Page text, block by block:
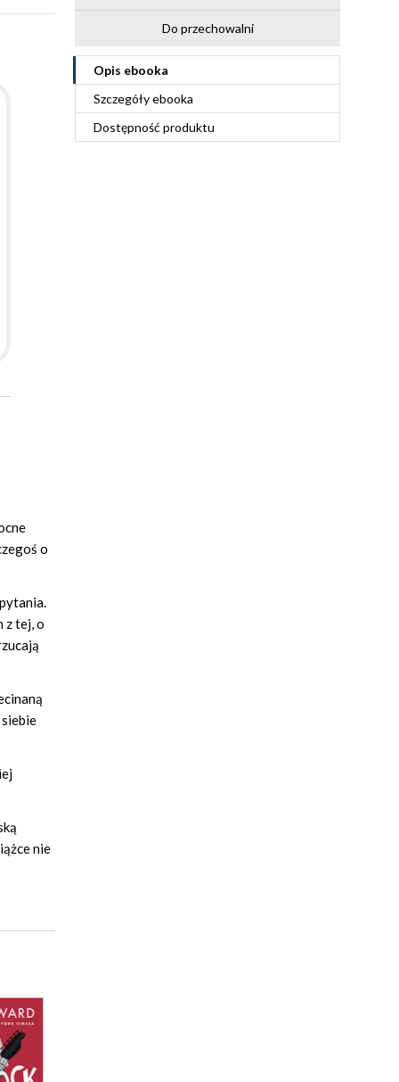
Do przechowalni
Opis ebooka
Szczegółyebooka
Dostępność produktu
o
z tej, o
nie